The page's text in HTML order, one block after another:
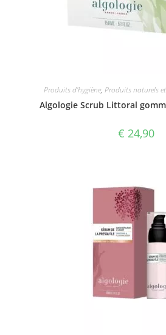
Produits d'hygiène, Produits naturels
Algologie Scrub Littoral
€ 24,90